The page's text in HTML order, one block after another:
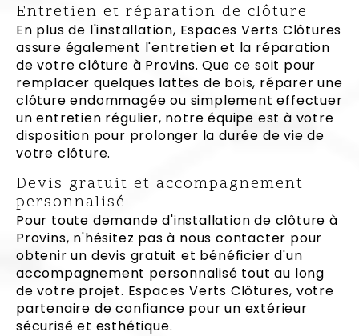
Entretien et réparation de clôture
En plus de l'installation, Espaces Verts Clôtures
assure également l'entretien et la réparation
de votre clôture à Provins. Que ce soit pour
remplacer quelques lattes de bois, réparer une
clôture endommagée ou simplement effectuer
un entretien régulier, notre équipe est à votre
disposition pour prolonger la durée de vie de
votre clôture.
Devis gratuit et accompagnement
personnalisé
Pour toute demande d'installation de clôture à
Provins, n'hésitez pas à nous contacter pour
obtenir un devis gratuit et bénéficier d'un
accompagnement personnalisé tout au long
de votre projet. Espaces Verts Clôtures, votre
partenaire de confiance pour un extérieur
sécurisé et esthétique.